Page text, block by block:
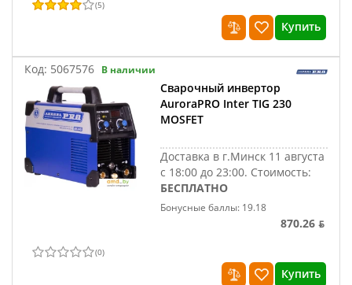
(5)
Купить
Код: 5067576 В наличии
Сварочный инвертор
AuroraPRO Inter TIG 230
MOSFET
Доставка в г.Минск 11 августа
с 18:00 до 23:00. Стоимость:
БЕСПЛАТНО
Бонусные баллы: 19.18
870.26 ƃ
(0)
Купить